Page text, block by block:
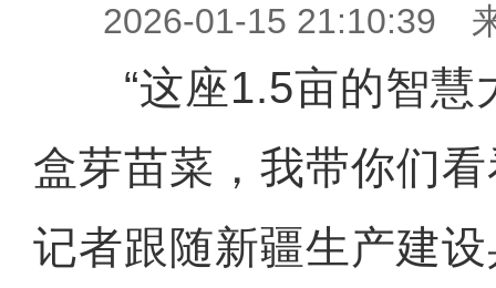
2026-01-15 21:10:39
“这座1.5亩的智慧
盒芽苗菜，我带你们
记者跟随新疆生产建